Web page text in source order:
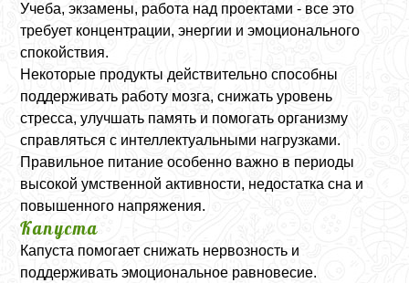
Учеба, экзамены, работа над проектами - все это
требует концентрации, энергии и эмоционального
спокойствия.
Некоторые продукты действительно способны
поддерживать работу мозга, снижать уровень
стресса, улучшать память и помогать организму
справляться с интеллектуальными нагрузками.
Правильное питание особенно важно в периоды
высокой умственной активности, недостатка сна и
повышенного напряжения.
Капуста
Капуста помогает снижать нервозность и
поддерживать эмоциональное равновесие.